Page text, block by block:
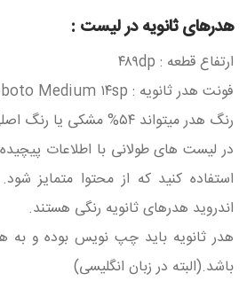
هدرهای ثانویه در لیست :
ارتفاع قطعه : ۴۸۹dp
فونت هدر ثانویه : Roboto Medium ۱۴sp
رنگ هدر میتواند ۵۴% مشکی یا رنگ اصلی برنامه باشد.
در لیست های طولانی با اطلاعات
استفاده کنید که از محتوا متمایز
اندروید هدرهای ثانویه رنگی هستند.
هدر ثانویه باید چپ نویس بوده و به
باشد.(البته در زبان انگلیسی)